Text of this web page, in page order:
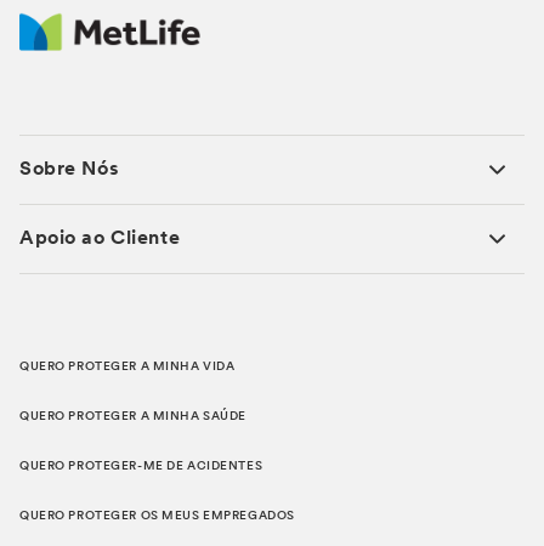
Sobre Nós
Apoio ao Cliente
QUERO PROTEGER A MINHA VIDA
QUERO PROTEGER A MINHA SAÚDE
QUERO PROTEGER-ME DE ACIDENTES
QUERO PROTEGER OS MEUS EMPREGADOS